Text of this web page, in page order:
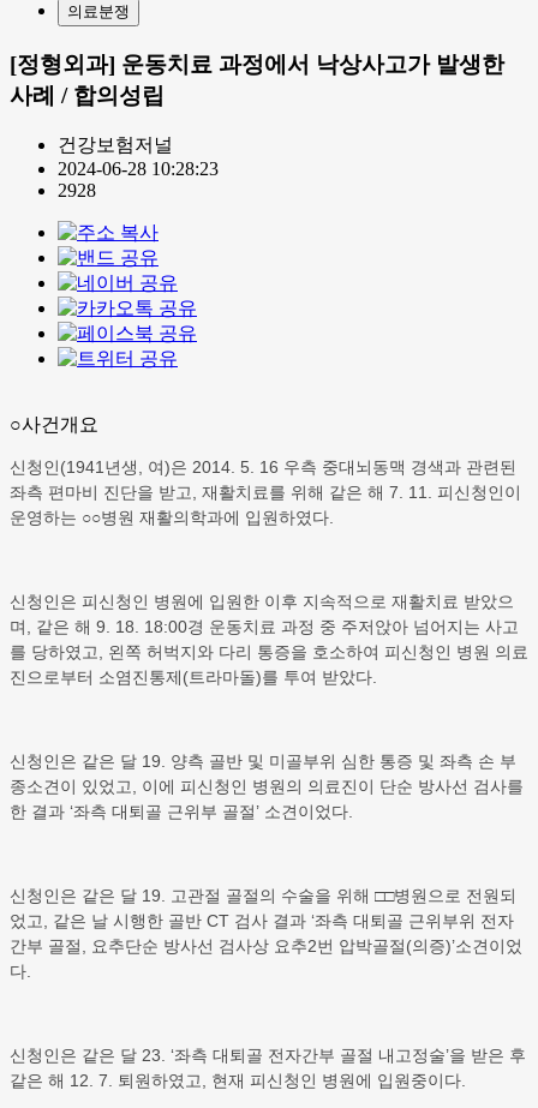
의료분쟁
[정형외과] 운동치료 과정에서 낙상사고가 발생한
사례 / 합의성립
건강보험저널
2024-06-28 10:28:23
2928
○사건개요
신청인(1941년생, 여)은 2014. 5. 16 우측 중대뇌동맥 경색과 관련된
좌측 편마비 진단을 받고, 재활치료를 위해 같은 해 7. 11. 피신청인이
운영하는 ○○병원 재활의학과에 입원하였다.
신청인은 피신청인 병원에 입원한 이후 지속적으로 재활치료 받았으
며, 같은 해 9. 18. 18:00경 운동치료 과정 중 주저앉아 넘어지는 사고
를 당하였고, 왼쪽 허벅지와 다리 통증을 호소하여 피신청인 병원 의료
진으로부터 소염진통제(트라마돌)를 투여 받았다.
신청인은 같은 달 19. 양측 골반 및 미골부위 심한 통증 및 좌측 손 부
종소견이 있었고, 이에 피신청인 병원의 의료진이 단순 방사선 검사를
한 결과 ‘좌측 대퇴골 근위부 골절’ 소견이었다.
신청인은 같은 달 19. 고관절 골절의 수술을 위해 □□병원으로 전원되
었고, 같은 날 시행한 골반 CT 검사 결과 ‘좌측 대퇴골 근위부위 전자
간부 골절, 요추단순 방사선 검사상 요추2번 압박골절(의증)’소견이었
다.
신청인은 같은 달 23. ‘좌측 대퇴골 전자간부 골절 내고정술’을 받은 후
같은 해 12. 7. 퇴원하였고, 현재 피신청인 병원에 입원중이다.